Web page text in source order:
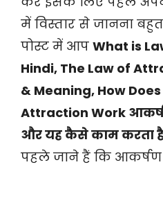
में विस्तार से जानना
पोस्ट में आप What is
Hindi, The Law of
& Meaning, How
Attraction Work
और यह कैसे काम करता
पहले जाने हैं कि आकर्षण